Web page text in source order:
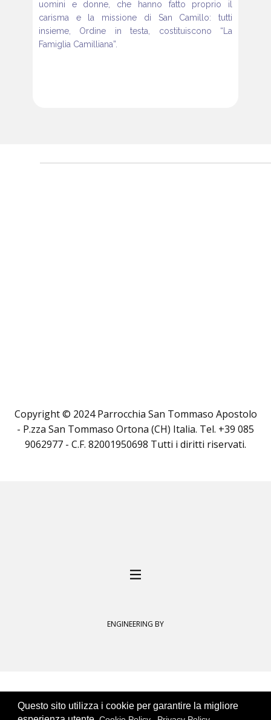
Questo sito utilizza i cookie per garantire la migliore
uomini e donne, che hanno fatto proprio il
carisma e la missione di San Camillo: tutti
insieme, Ordine in testa, costituiscono “La
Famiglia Camilliana”.
Copyright © 2024 Parrocchia San Tommaso Apostolo
- P.zza San Tommaso Ortona (CH) Italia. Tel. +39 085
9062977 - C.F. 82001950698 Tutti i diritti riservati.
ENGINEERING BY